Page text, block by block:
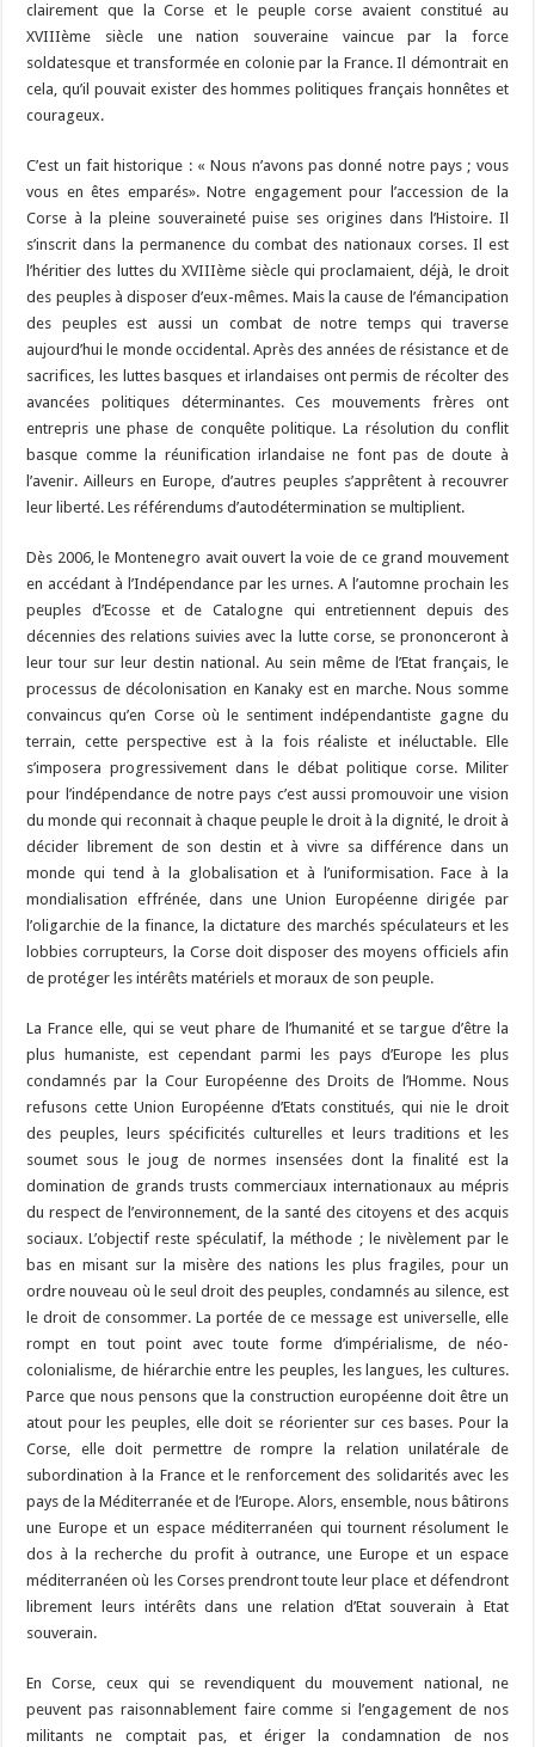
clairement que la Corse et le peuple corse avaient constitué au
XVIIIème siècle une nation souveraine vaincue par la force
soldatesque et transformée en colonie par la France. Il démontrait en
cela, qu’il pouvait exister des hommes politiques français honnêtes et
courageux.
C’est un fait historique : « Nous n’avons pas donné notre pays ; vous
vous en êtes emparés». Notre engagement pour l’accession de la
Corse à la pleine souveraineté puise ses origines dans l’Histoire. Il
s’inscrit dans la permanence du combat des nationaux corses. Il est
l’héritier des luttes du XVIIIème siècle qui proclamaient, déjà, le droit
des peuples à disposer d’eux-mêmes. Mais la cause de l’émancipation
des peuples est aussi un combat de notre temps qui traverse
aujourd’hui le monde occidental. Après des années de résistance et de
sacrifices, les luttes basques et irlandaises ont permis de récolter des
avancées politiques déterminantes. Ces mouvements frères ont
entrepris une phase de conquête politique. La résolution du conflit
basque comme la réunification irlandaise ne font pas de doute à
l’avenir. Ailleurs en Europe, d’autres peuples s’apprêtent à recouvrer
leur liberté. Les référendums d’autodétermination se multiplient.
Dès 2006, le Montenegro avait ouvert la voie de ce grand mouvement
en accédant à l’Indépendance par les urnes. A l’automne prochain les
peuples d’Ecosse et de Catalogne qui entretiennent depuis des
décennies des relations suivies avec la lutte corse, se prononceront à
leur tour sur leur destin national. Au sein même de l’Etat français, le
processus de décolonisation en Kanaky est en marche. Nous somme
convaincus qu’en Corse où le sentiment indépendantiste gagne du
terrain, cette perspective est à la fois réaliste et inéluctable. Elle
s’imposera progressivement dans le débat politique corse. Militer
pour l’indépendance de notre pays c’est aussi promouvoir une vision
du monde qui reconnait à chaque peuple le droit à la dignité, le droit à
décider librement de son destin et à vivre sa différence dans un
monde qui tend à la globalisation et à l’uniformisation. Face à la
mondialisation effrénée, dans une Union Européenne dirigée par
l’oligarchie de la finance, la dictature des marchés spéculateurs et les
lobbies corrupteurs, la Corse doit disposer des moyens officiels afin
de protéger les intérêts matériels et moraux de son peuple.
La France elle, qui se veut phare de l’humanité et se targue d’être la
plus humaniste, est cependant parmi les pays d’Europe les plus
condamnés par la Cour Européenne des Droits de l’Homme. Nous
refusons cette Union Européenne d’Etats constitués, qui nie le droit
des peuples, leurs spécificités culturelles et leurs traditions et les
soumet sous le joug de normes insensées dont la finalité est la
domination de grands trusts commerciaux internationaux au mépris
du respect de l’environnement, de la santé des citoyens et des acquis
sociaux. L’objectif reste spéculatif, la méthode ; le nivèlement par le
bas en misant sur la misère des nations les plus fragiles, pour un
ordre nouveau où le seul droit des peuples, condamnés au silence, est
le droit de consommer. La portée de ce message est universelle, elle
rompt en tout point avec toute forme d’impérialisme, de néo-
colonialisme, de hiérarchie entre les peuples, les langues, les cultures.
Parce que nous pensons que la construction européenne doit être un
atout pour les peuples, elle doit se réorienter sur ces bases. Pour la
Corse, elle doit permettre de rompre la relation unilatérale de
subordination à la France et le renforcement des solidarités avec les
pays de la Méditerranée et de l’Europe. Alors, ensemble, nous bâtirons
une Europe et un espace méditerranéen qui tournent résolument le
dos à la recherche du profit à outrance, une Europe et un espace
méditerranéen où les Corses prendront toute leur place et défendront
librement leurs intérêts dans une relation d’Etat souverain à Etat
souverain.
En Corse, ceux qui se revendiquent du mouvement national, ne
peuvent pas raisonnablement faire comme si l’engagement de nos
militants ne comptait pas, et ériger la condamnation de nos